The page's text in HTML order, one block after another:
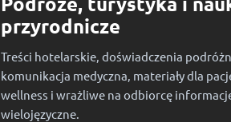
przyrodnicze
Treści hotelarskie, doświadczenia
komunikacja medyczna, materiały dla
wellness i wrażliwe na odbiorcę
wielojęzyczne.